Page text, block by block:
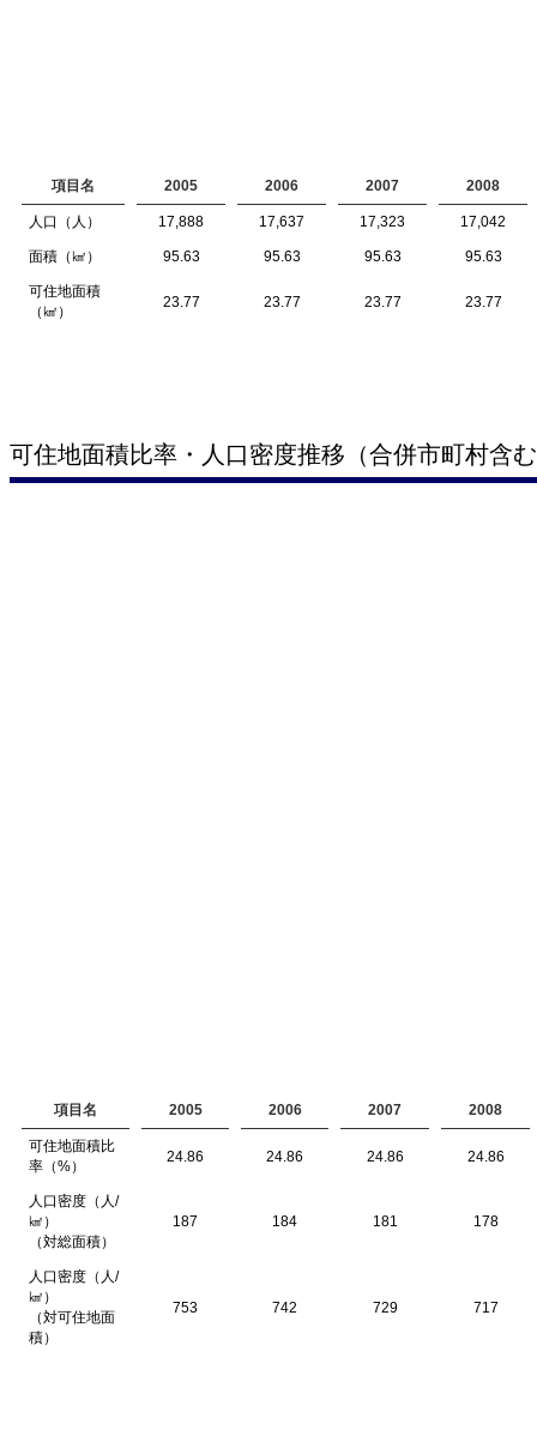
項目名 2005 2006 2007 2008
人口（人） 17,888 17,637 17,323 17,042
面積（㎢） 95.63 95.63 95.63 95.63
可住地面積
（㎢）
23.77 23.77 23.77 23.77
可住地面積比率・人口密度推移（合併市町村含
項目名 2005 2006 2007 2008
可住地面積比
率（%）
24.86 24.86 24.86 24.86
人口密度（人/
㎢）
（対総面積）
187 184 181 178
人口密度（人/
㎢）
（対可住地面
積）
753 742 729 717